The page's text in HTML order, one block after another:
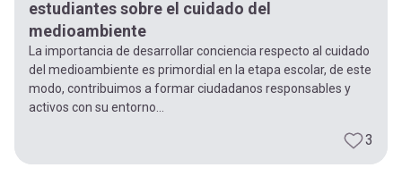
estudiantes sobre el cuidado del
medioambiente
La importancia de desarrollar conciencia respecto al cuidado
del medioambiente es primordial en la etapa escolar, de este
modo, contribuimos a formar ciudadanos responsables y
activos con su entorno...
3